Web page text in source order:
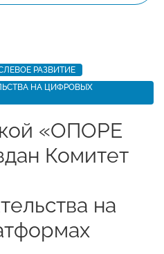
РАЗВИТИЕ
НА ЦИФРОВЫХ
«ОПОРЕ
Комитет
на